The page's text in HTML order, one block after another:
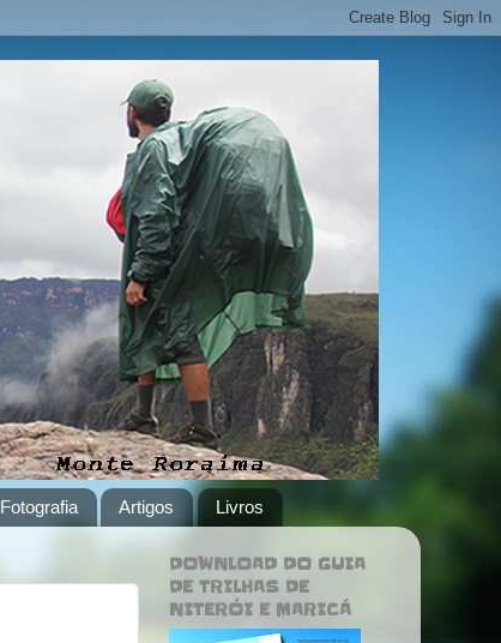
Fotografia Artigos Livros
DOWNLOAD DO GUIA
DE TRILHAS DE
NITERÓI E MARICÁ